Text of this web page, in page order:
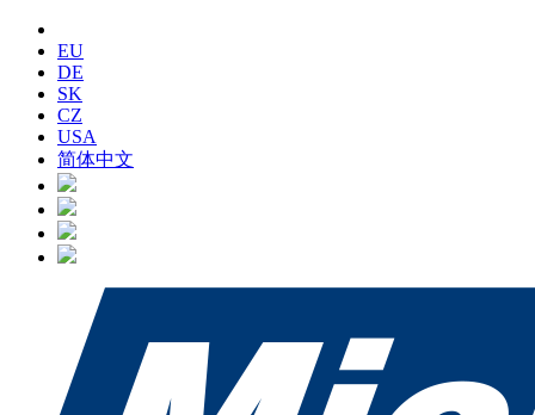
EU
DE
SK
CZ
USA
简体中文